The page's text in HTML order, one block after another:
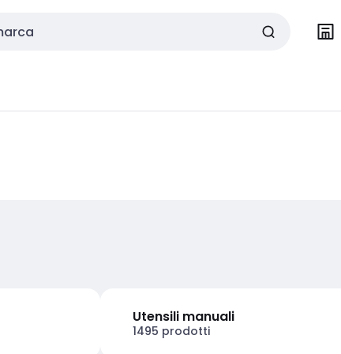
Utensili manuali
1495 prodotti